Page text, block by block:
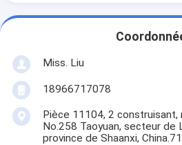
Miss. Liu
18966717078
Pièce 11104, 2 construisant,
No.258 Taoyuan, secteur de
province de Shaanxi,